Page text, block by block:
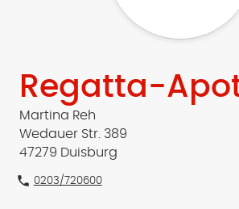
Regatta-
Martina Reh
Wedauer Str. 389
47279 Duisburg
phone 0203/720600